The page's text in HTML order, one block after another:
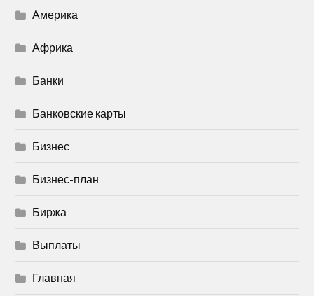
Америка
Африка
Банки
Банковские карты
Бизнес
Бизнес-план
Биржа
Выплаты
Главная